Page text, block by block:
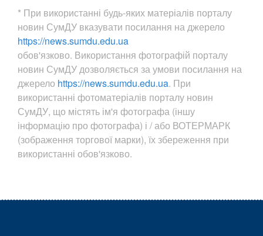
* При використанні будь-яких матеріалів порталу
новин СумДУ вказувати посилання на джерело
https://news.sumdu.edu.ua
обов'язково. Використання фотографій порталу
новин СумДУ дозволяється за умови посилання на
джерело https://news.sumdu.edu.ua. При
використанні фотоматеріалів порталу новин
СумДУ, що містять ім'я фотографа (іншу
інформацію про фотографа) і / або ВОТЕРМАРК
(зображення торгової марки), їх збереження при
використанні обов'язково.